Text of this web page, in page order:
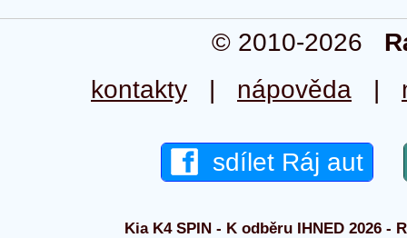
© 2010-2026
kontakty | nápověda |
sdílet Ráj aut
Kia K4 SPIN - K odběru IHNED 2026 -